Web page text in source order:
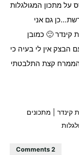
על מתכון המגולגלות
גם אני
קינדר 🙂 כמובן
הבצק אין לי בעיה כי
הממרח קצת התלבטתי
קינדר| מתכונים
2 Comments